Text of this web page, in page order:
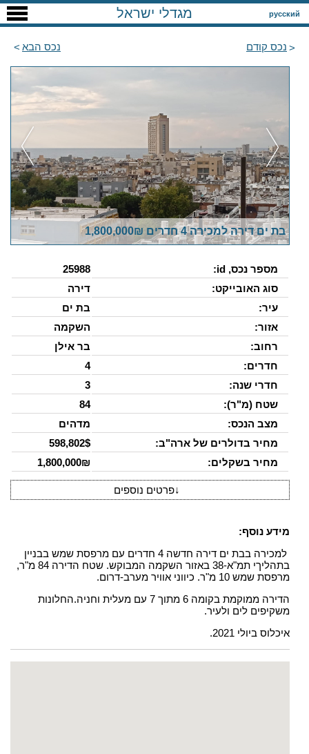
русский מגדלי ישראל
נכס קודם נכס הבא
בת ים דירה למכירה 4 חדרים 1,800,000₪
מספר נכס, id:
25988
סוג האובייקט:
דירה
עיר:
בת ים
אזור:
השקמה
רחוב:
בר אילן
חדרים:
4
חדרי שנה:
3
שטח (מ"ר):
84
מצב הנכס:
מדהים
מחיר בדולרים של ארה"ב:
598,802$
מחיר בשקלים:
1,800,000₪
↓פרטים נוספים
מידע נוסף:
למכירה בבת ים דירה חדשה 4 חדרים עם מרפסת שמש בבניין
בתהליךי תמ"א-38 באזור השקמה המבוקש. שטח הדירה 84 מ"ר,
מרפסת שמש 10 מ"ר. כיווני אוויר מערב-דרום.
הדירה ממוקמת בקומה 6 מתוך 7 עם מעלית וחניה.החלונות
משקיפים לים ולעיר.
איכלוס ביולי 2021.